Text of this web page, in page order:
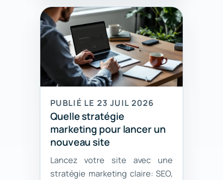
PUBLIÉ LE 23 JUIL 2026
Quelle stratégie
marketing pour lancer un
nouveau site
Lancez votre site avec une
stratégie marketing claire: SEO,